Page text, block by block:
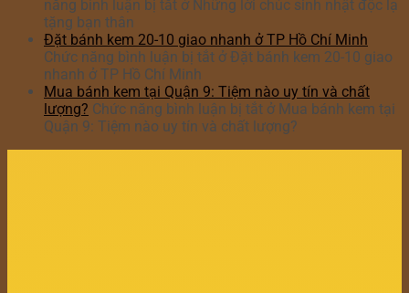
năng bình luận bị tắt ở Những lời chúc sinh nhật độc lạ
tặng bạn thân
Đặt bánh kem 20-10 giao nhanh ở TP Hồ Chí Minh
Chức năng bình luận bị tắt ở Đặt bánh kem 20-10 giao
nhanh ở TP Hồ Chí Minh
Mua bánh kem tại Quận 9: Tiệm nào uy tín và chất
lượng? Chức năng bình luận bị tắt ở Mua bánh kem tại
Quận 9: Tiệm nào uy tín và chất lượng?